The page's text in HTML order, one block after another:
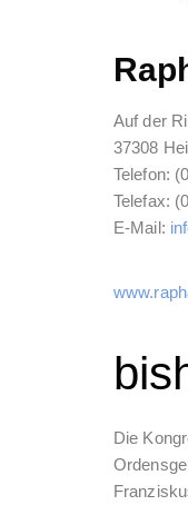
Auf der
37308
Telefon:
Telefax:
E-Mail:
Die